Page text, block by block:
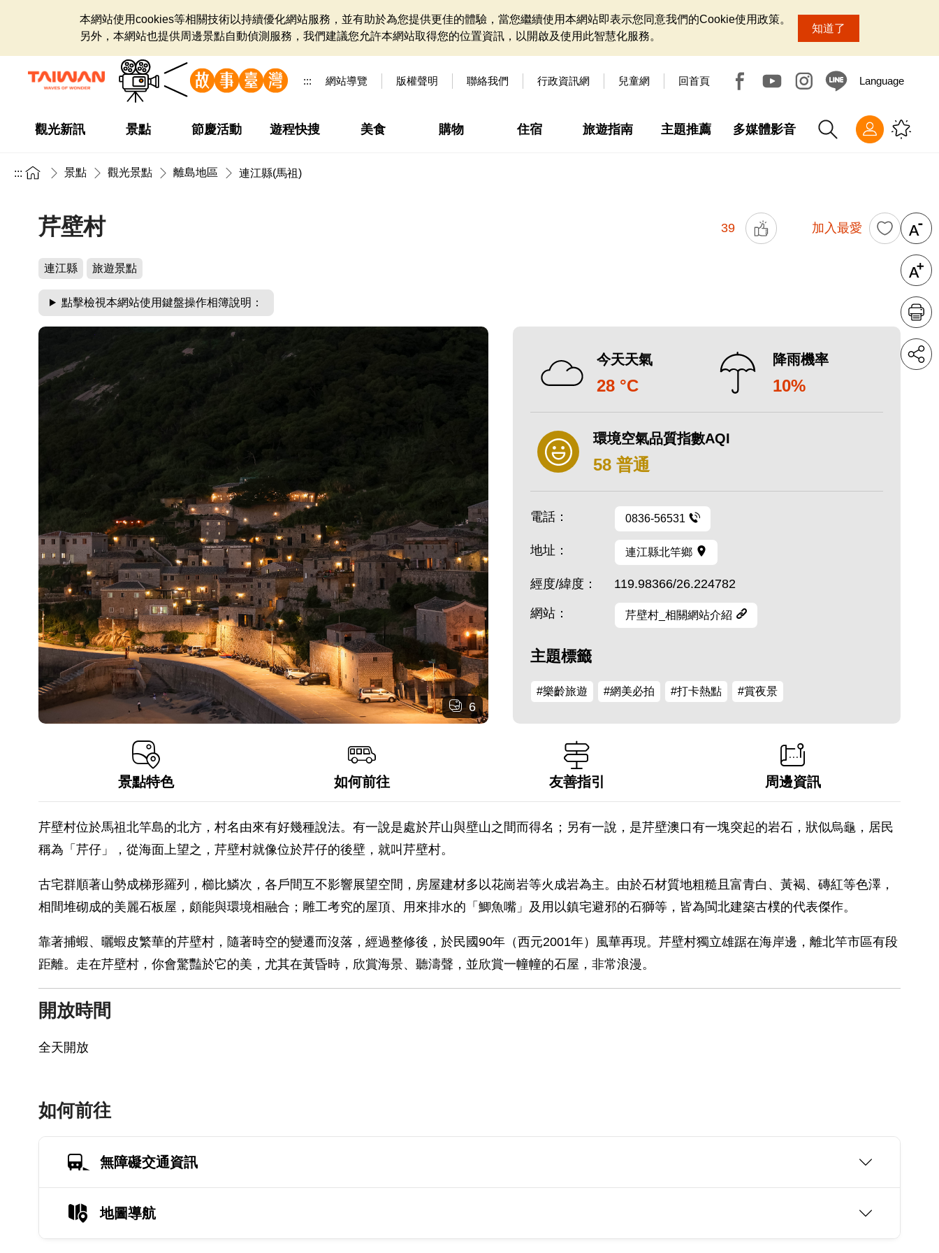
本網站使用cookies等相關技術以持續優化網站服務，並有助於為您提供更佳的體驗，當您繼續使用本網站即表示您同意我們的Cookie使用政策。
另外，本網站也提供周邊景點自動偵測服務，我們建議您允許本網站取得您的位置資訊，以開啟及使用此智慧化服務。
知道了
::: 網站導覽 版權聲明 聯絡我們 行政資訊網 兒童網 回首頁 Language
觀光新訊 景點 節慶活動 遊程快搜 美食 購物 住宿 旅遊指南 主題推薦 多媒體影音
::: 景點 觀光景點 離島地區 連江縣(馬祖)
芹壁村 39 加入最愛
連江縣 旅遊景點
點擊檢視本網站使用鍵盤操作相簿說明：
6
今天天氣
28 °C
降雨機率
10%
環境空氣品質指數AQI
58 普通
電話： 0836-56531
地址： 連江縣北竿鄉
經度/緯度： 119.98366/26.224782
網站： 芹壁村_相關網站介紹
主題標籤
#樂齡旅遊 #網美必拍 #打卡熱點 #賞夜景
景點特色 如何前往 友善指引 周邊資訊
芹壁村位於馬祖北竿島的北方，村名由來有好幾種說法。有一說是處於芹山與壁山之間而得名；另有一說，是芹壁澳口有一塊突起的岩石，狀似烏龜，居民
稱為「芹仔」，從海面上望之，芹壁村就像位於芹仔的後壁，就叫芹壁村。
古宅群順著山勢成梯形羅列，櫛比鱗次，各戶間互不影響展望空間，房屋建材多以花崗岩等火成岩為主。由於石材質地粗糙且富青白、黃褐、磚紅等色澤，
相間堆砌成的美麗石板屋，頗能與環境相融合；雕工考究的屋頂、用來排水的「鯽魚嘴」及用以鎮宅避邪的石獅等，皆為閩北建築古樸的代表傑作。
靠著捕蝦、曬蝦皮繁華的芹壁村，隨著時空的變遷而沒落，經過整修後，於民國90年（西元2001年）風華再現。芹壁村獨立雄踞在海岸邊，離北竿市區有段
距離。走在芹壁村，你會驚豔於它的美，尤其在黃昏時，欣賞海景、聽濤聲，並欣賞一幢幢的石屋，非常浪漫。
開放時間
全天開放
如何前往
無障礙交通資訊
地圖導航